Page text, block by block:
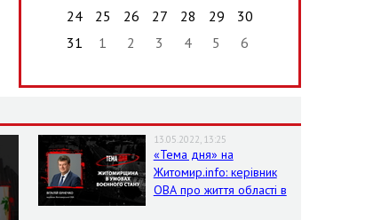
24
25 26 27 28 29
30
31
1 2 3 4 5 6
13.05.2022, 13:25
«Тема дня» на
Житомир.info: керівник
ОВА про життя області в